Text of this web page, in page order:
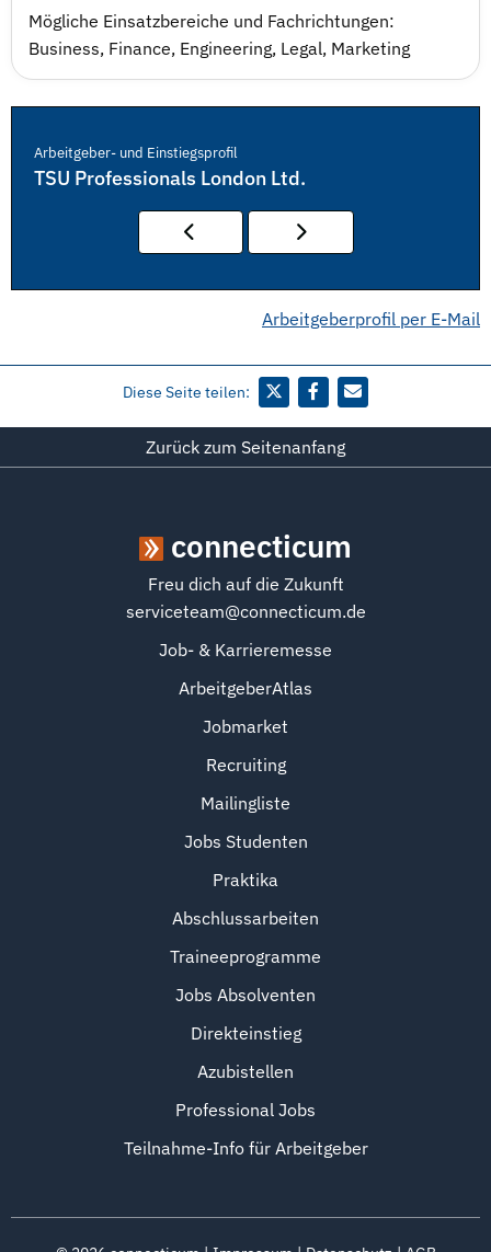
Mögliche Einsatzbereiche und Fachrichtungen:
Business, Finance, Engineering, Legal, Marketing
Arbeitgeber- und Einstiegsprofil
TSU Professionals London Ltd.
Arbeitgeberprofil per E-Mail
Diese Seite teilen:
Zurück zum Seitenanfang
connecticum
Freu dich auf die Zukunft
serviceteam@connecticum.de
Job- & Karrieremesse
ArbeitgeberAtlas
Jobmarket
Recruiting
Mailingliste
Jobs Studenten
Praktika
Abschlussarbeiten
Traineeprogramme
Jobs Absolventen
Direkteinstieg
Azubistellen
Professional Jobs
Teilnahme-Info für Arbeitgeber